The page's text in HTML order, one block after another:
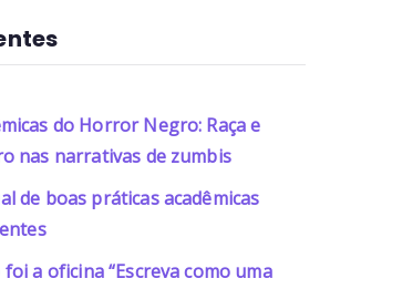
do Horror Negro: Raça e
nas narrativas de zumbis
de boas práticas acadêmicas
foi a oficina “Escreva como uma